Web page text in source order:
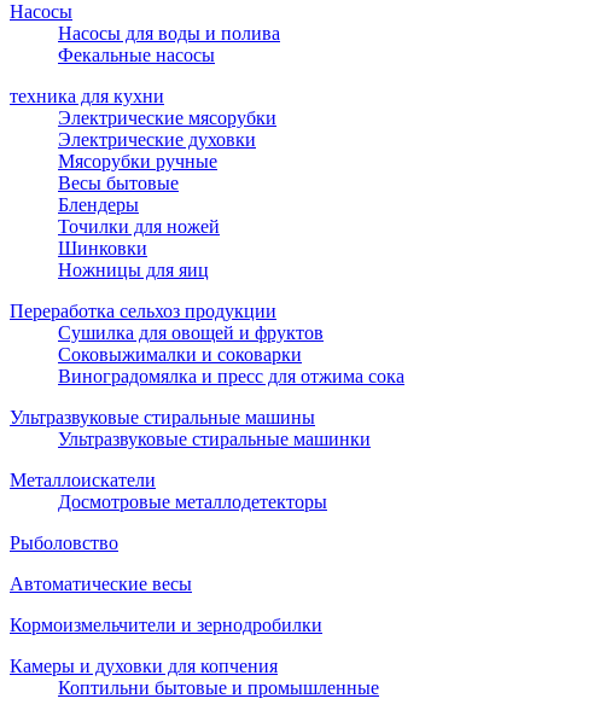
Насосы
Насосы для воды и полива
Фекальные насосы
техника для кухни
Электрические мясорубки
Электрические духовки
Мясорубки ручные
Весы бытовые
Блендеры
Точилки для ножей
Шинковки
Ножницы для яиц
Переработка сельхоз продукции
Сушилка для овощей и фруктов
Соковыжималки и соковарки
Виноградомялка и пресс для отжима сока
Ультразвуковые стиральные машины
Ультразвуковые стиральные машинки
Металлоискатели
Досмотровые металлодетекторы
Рыболовство
Автоматические весы
Кормоизмельчители и зернодробилки
Камеры и духовки для копчения
Коптильни бытовые и промышленные